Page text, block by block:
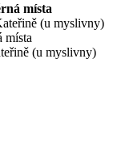
místa
(u myslivny)
místa
(u myslivny)